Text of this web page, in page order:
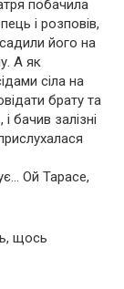
побачила
і розповів,
його на
А як
сіла на
брату та
бачив залізні
Ой Тарасе,
щось